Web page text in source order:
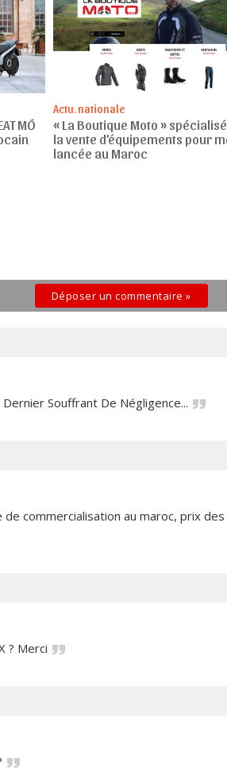
MÓ
Actu. nationale
« La Boutique Moto »
la vente d’équipements pour
lancée au Maroc
Déposer un commentaire »
Dernier Souffrant De Négligence...
commercialisation au maroc, prix des
? Merci